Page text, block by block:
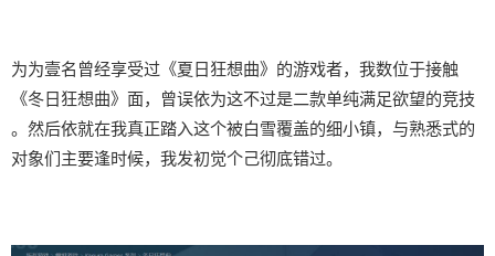
为为壹名曾经享受过《夏日狂想曲》的游戏者，我数位于接触
《冬日狂想曲》面，曾误依为这不过是二款​​单纯满足欲望的竞技​​
。然后依就在我真正踏入这个被白雪覆盖的细小镇，与熟悉式的
对象们主要逢时候，我发初觉个己彻底错过。